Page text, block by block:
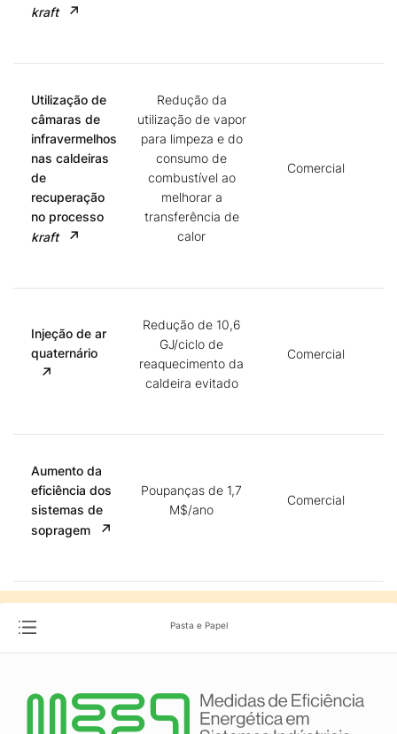
Pasta e Papel
kraft
Utilização de
câmaras de
infravermelhos
nas caldeiras
de
recuperação
no processo
kraft
Redução da
utilização de vapor
para limpeza e do
consumo de
combustível ao
melhorar a
transferência de
calor
Comercial
Injeção de ar
quaternário
Redução de 10,6
GJ/ciclo de
reaquecimento da
caldeira evitado
Comercial
Aumento da
eficiência dos
sistemas de
sopragem
Poupanças de 1,7
M$/ano
Comercial